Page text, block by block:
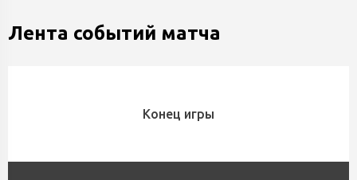
Лента событий матча
Конец игры